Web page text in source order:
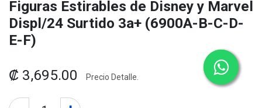
Figuras Estirables de Disney y Marvel
Displ/24 Surtido 3a+ (6900A-B-C-D-
E-F)
₡ 3,695.00 Precio Detalle.